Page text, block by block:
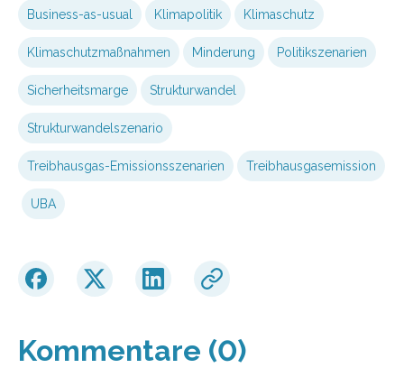
Business-as-usual Klimapolitik Klimaschutz
Klimaschutzmaßnahmen Minderung Politikszenarien
Sicherheitsmarge Strukturwandel
Strukturwandelszenario
Treibhausgas-Emissionsszenarien Treibhausgasemission
UBA
Kommentare (0)